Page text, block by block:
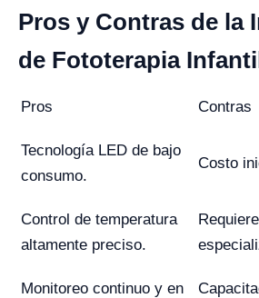
Pros y Contras de la
de Fototerapia
Pros Contras
Tecnología LED de bajo
consumo.
Costo
Control de temperatura
altamente preciso.
Monitoreo continuo y en